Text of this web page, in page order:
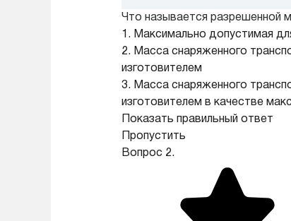
Что называется разрешенной
1. Максимально допустимая
2. Масса снаряженного
изготовителем
3. Масса снаряженного
изготовителем в качестве
Показать правильный ответ
Пропустить
Вопрос 2.